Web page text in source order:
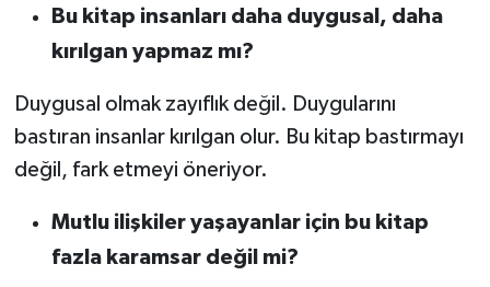
Bu kitap insanları daha duygusal, daha
kırılgan yapmaz mı?
Duygusal olmak zayıflık değil. Duygularını
bastıran insanlar kırılgan olur. Bu kitap bastırmayı
değil, fark etmeyi öneriyor.
Mutlu ilişkiler yaşayanlar için bu kitap
fazla karamsar değil mi?